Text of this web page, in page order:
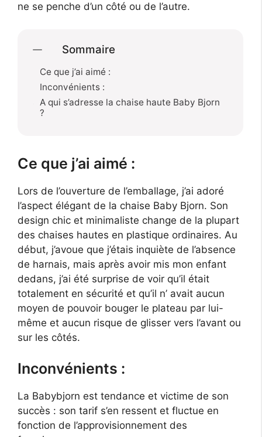
ne se penche d’un côté ou de l’autre.
Sommaire
Ce que j’ai aimé :
Inconvénients :
A qui s’adresse la chaise haute Baby Bjorn
?
Ce que j’ai aimé :
Lors de l’ouverture de l’emballage, j’ai adoré
l’aspect élégant de la chaise Baby Bjorn. Son
design chic et minimaliste change de la plupart
des chaises hautes en plastique ordinaires. Au
début, j’avoue que j’étais inquiète de l’absence
de harnais, mais après avoir mis mon enfant
dedans, j’ai été surprise de voir qu’il était
totalement en sécurité et qu’il n’ avait aucun
moyen de pouvoir bouger le plateau par lui-
même et aucun risque de glisser vers l’avant ou
sur les côtés.
Inconvénients :
La Babybjorn est tendance et victime de son
succès : son tarif s’en ressent et fluctue en
fonction de l’approvisionnement des